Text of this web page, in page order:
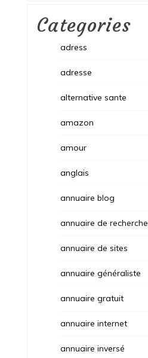
Categories
adress
adresse
alternative sante
amazon
amour
anglais
annuaire blog
annuaire de recherche
annuaire de sites
annuaire généraliste
annuaire gratuit
annuaire internet
annuaire inversé